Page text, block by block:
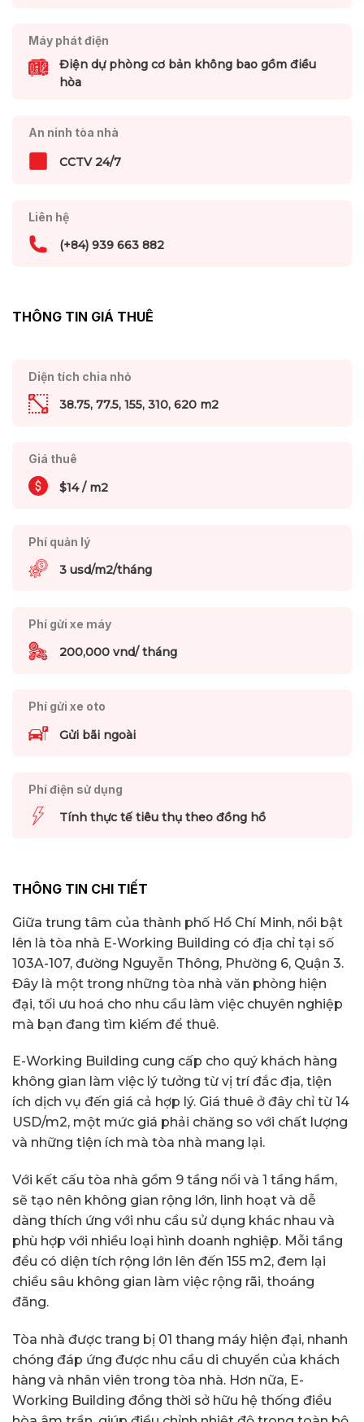
Máy phát điện
Điện dự phòng cơ bản không bao gồm điều
hòa
An ninh tòa nhà
CCTV 24/7
Liên hệ
(+84) 939 663 882
THÔNG TIN GIÁ THUÊ
Diện tích chia nhỏ
38.75, 77.5, 155, 310, 620 m2
Giá thuê
$14 / m2
Phí quản lý
3 usd/m2/tháng
Phí gửi xe máy
200,000 vnd/ tháng
Phí gửi xe oto
Gửi bãi ngoài
Phí điện sử dụng
Tính thực tế tiêu thụ theo đồng hồ
THÔNG TIN CHI TIẾT
Giữa trung tâm của thành phố Hồ Chí Minh, nổi bật
lên là tòa nhà E-Working Building có địa chỉ tại số
103A-107, đường Nguyễn Thông, Phường 6, Quận 3.
Đây là một trong những tòa nhà văn phòng hiện
đại, tối ưu hoá cho nhu cầu làm việc chuyên nghiệp
mà bạn đang tìm kiếm để thuê.
E-Working Building cung cấp cho quý khách hàng
không gian làm việc lý tưởng từ vị trí đắc địa, tiện
ích dịch vụ đến giá cả hợp lý. Giá thuê ở đây chỉ từ 14
USD/m2, một mức giá phải chăng so với chất lượng
và những tiện ích mà tòa nhà mang lại.
Với kết cấu tòa nhà gồm 9 tầng nổi và 1 tầng hầm,
sẽ tạo nên không gian rộng lớn, linh hoạt và dễ
dàng thích ứng với nhu cầu sử dụng khác nhau và
phù hợp với nhiều loại hình doanh nghiệp. Mỗi tầng
đều có diện tích rộng lớn lên đến 155 m2, đem lại
chiều sâu không gian làm việc rộng rãi, thoáng
đãng.
Tòa nhà được trang bị 01 thang máy hiện đại, nhanh
chóng đáp ứng được nhu cầu di chuyển của khách
hàng và nhân viên trong tòa nhà. Hơn nữa, E-
Working Building đồng thời sở hữu hệ thống điều